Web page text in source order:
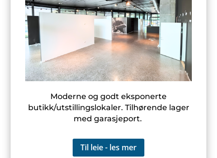
Moderne og godt eksponerte
butikk/utstillingslokaler. Tilhørende lager
med garasjeport.
Til leie - les mer